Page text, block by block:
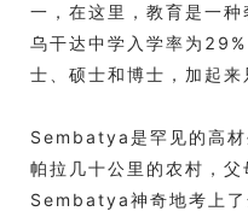
一，在这里，教育是一
乌干达中学入学率为
士、硕士和博士，加起
Sembatya是罕见的高材
帕拉几十公里的农村，父
Sembatya神奇地考上